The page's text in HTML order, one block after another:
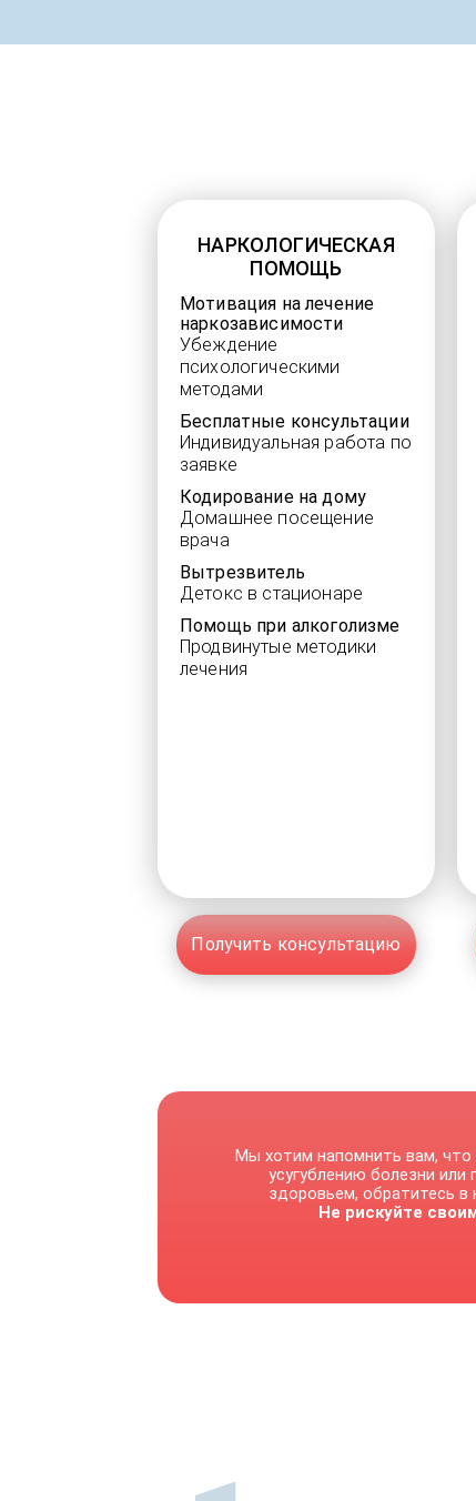
НАРКОЛОГИЧЕСКАЯ
ПОМОЩЬ
Мотивация на лечение
наркозависимости
Убеждение
психологическими
методами
Бесплатные консультации
Индивидуальная работа по
заявке
Кодирование на дому
Домашнее посещение
врача
Вытрезвитель
Детокс в стационаре
Помощь при алкоголизме
Продвинутые методики
лечения
Получить консультацию
Мы хотим напомнить вам, что
усугублению болезни
здоровьем, обратитесь в
Не рискуйте